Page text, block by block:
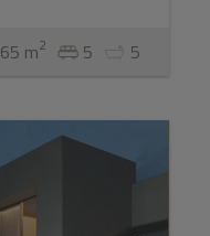
m2 5 5